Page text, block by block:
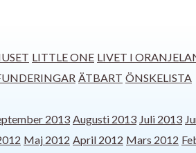
LITTLE ONE LIVET I
ÄTBART ÖNSKELISTA
2013 Augusti 2013 Juli 2013
Maj 2012 April 2012 Mars 2012